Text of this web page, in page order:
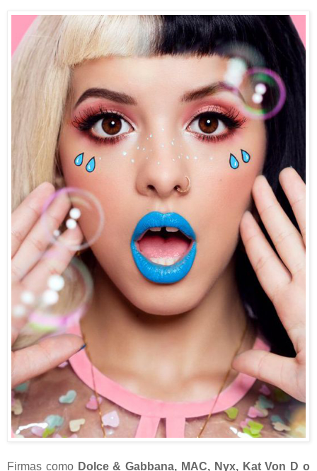
Firmas comoDolce & Gabbana, MAC, Nyx, Kat Von D o